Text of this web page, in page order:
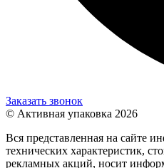
Заказать звонок
© Активная упаковка 2026
Вся представленная на сайте
технических характеристик,
рекламных акций, носит